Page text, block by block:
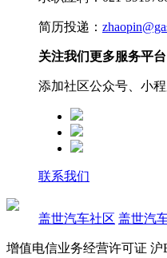
简历投递：
关注我们更多服务平台
添加社区公众号、小
联系我们
盖世汽车社区 盖世汽
增值电信业务经营许可证 沪